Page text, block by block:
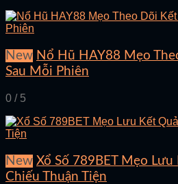
New Nổ Hũ HAY88 Mẹo
Sau Mỗi Phiên
0 / 5
New Xổ Số 789BET Mẹo
Chiếu Thuận Tiện